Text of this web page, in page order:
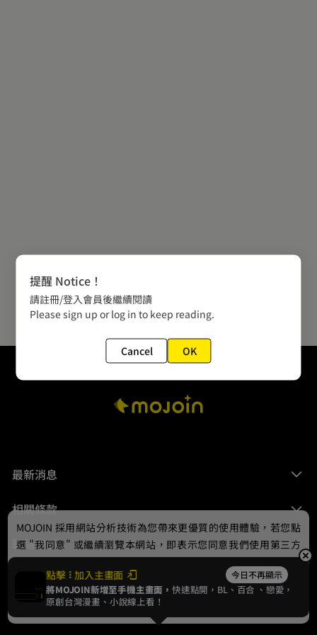
最新消息
相關條款
聯絡我們
© 2024 gamania Digital Entertainment Co., Ltd.
點擊 加入主畫面 今日不再顯示
將MOJOIN新增至手機主畫面，快速點開，BL、 百合 、戀愛，
原創台灣漫畫、小說線上看！
MOJOIN 採用網站分析技術為您帶來更優質的使用體驗，若您點
選 "我同意" 或繼續瀏覽本網站，即表示您同意我們使用第三方
Cookie，欲瞭解更多資訊請見隱私權政策。
我同意
提醒 Notice！
請註冊/登入會員後繼續閱讀
Please sign up or log in to keep reading.
Cancel OK